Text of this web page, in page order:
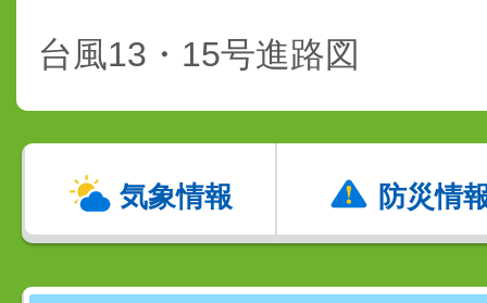
台風13・15号進路図
気象情報 防災情